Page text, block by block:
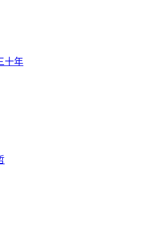
十年